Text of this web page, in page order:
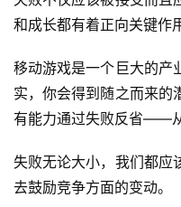
和成长都有着正向关键作
移动游戏是一个巨大的产
实，你会得到随之而来的
有能力通过失败反省——
失败无论大小，我们都应
去鼓励竞争方面的变动。